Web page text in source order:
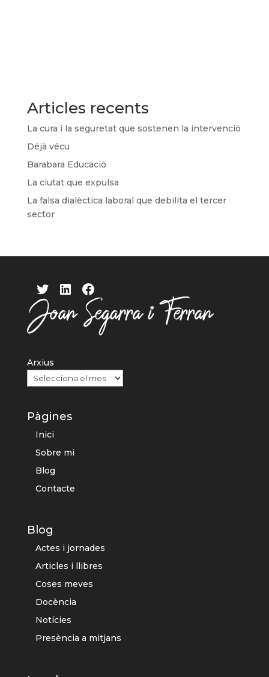
Articles recents
La cura i la seguretat que sostenen la intervenció
Déjà vécu
Barabara Educació
La ciutat que expulsa
La falsa dialèctica laboral que debilita el tercer
sector
Twitter LinkedIn Facebook
Arxius
Pàgines
Inici
Sobre mi
Blog
Contacte
Blog
Actes i jornades
Articles i llibres
Coses meves
Docència
Notícies
Presència a mitjans